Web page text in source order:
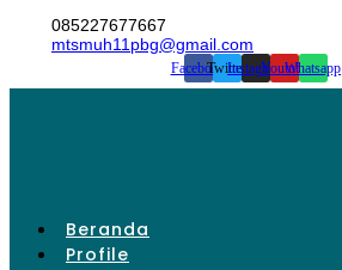
Lewati085227677667
mtsmuh11pbg@gmail.com
FacebookTwitterInstagramYoutubeWhatsapp
Beranda
Profile